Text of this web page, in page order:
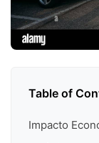
Table of
Impacto